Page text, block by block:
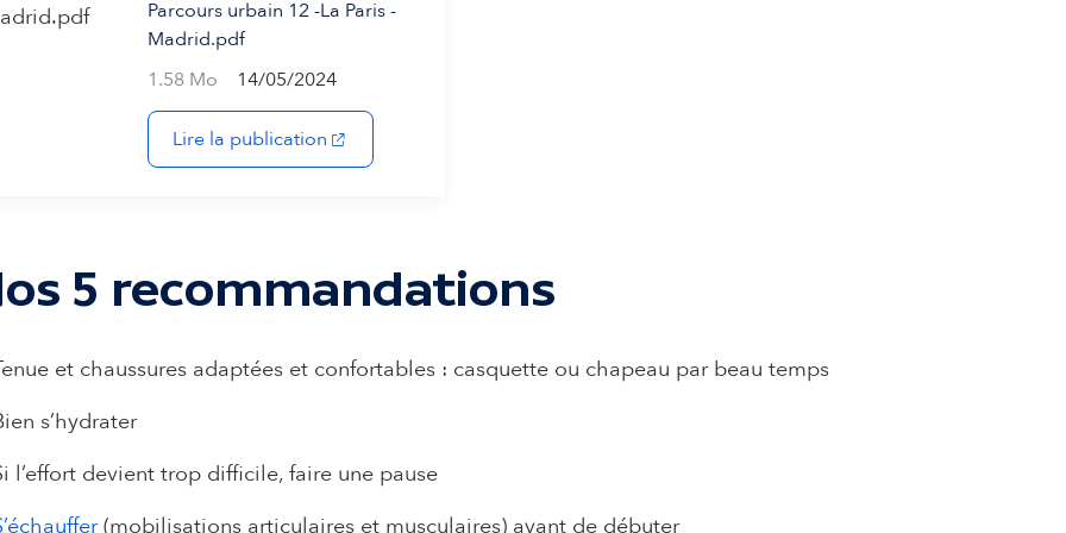
Parcours urbain 12 -La Paris -
Madrid.pdf
1.58 Mo
14/05/2024
Lire la publication (s'ouvre dans un nouvel onglet)
5 recommandations
et chaussures adaptées et confortables : casquette ou chapeau par beau temps
s’hydrater
l’effort devient trop difficile, faire une pause
(mobilisations articulaires et musculaires) avant de débuter